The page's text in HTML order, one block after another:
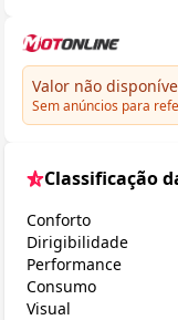
Valor não
Sem anúncios para
Classificação
Conforto
Dirigibilidade
Performance
Consumo
Visual